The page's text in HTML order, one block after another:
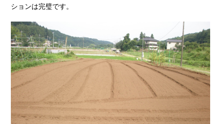
ションは完璧です。